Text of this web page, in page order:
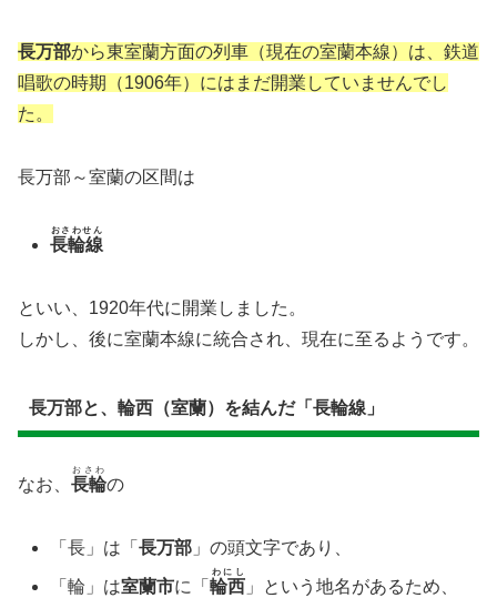
長万部から東室蘭方面の列車（現在の室蘭本線）は、鉄道
唱歌の時期（1906年）にはまだ開業していませんでし
た。
長万部～室蘭の区間は
長輪線
おさわせん
といい、1920年代に開業しました。
しかし、後に室蘭本線に統合され、現在に至るようです。
長万部と、輪西（室蘭）を結んだ「長輪線」
なお、 長輪
おさわ
の
「長」は「長万部 」の頭文字であり、
「輪」は室蘭市に「輪西
わにし
」という地名があるため、